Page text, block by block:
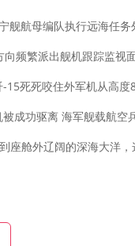
航母编队执行远海任务
向频繁派出舰机跟踪监视
15死死咬住外军机从高度
成功驱离 海军舰载航空
座舱外辽阔的深海大洋